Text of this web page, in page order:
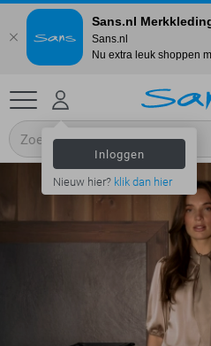
Inloggen
Nieuw hier? klik dan hier
Sans.nl
Sans.nl
Nu extra leuk shoppen